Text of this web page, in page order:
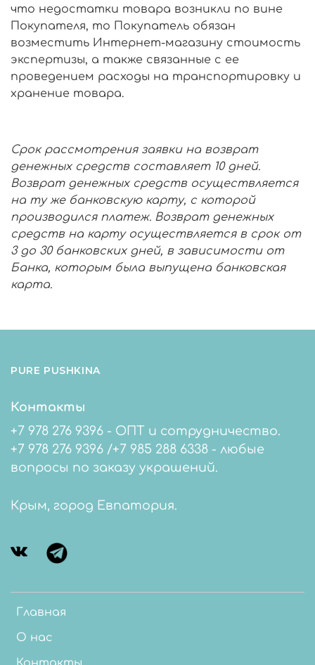
что недостатки товара возникли по вине
Покупателя, то Покупатель обязан
возместить Интернет-магазину стоимость
экспертизы, а также связанные с ее
проведением расходы на транспортировку и
хранение товара.
Срок рассмотрения заявки на возврат
денежных средств составляет 10 дней.
Возврат денежных средств осуществляется
на ту же банковскую карту, с которой
производился платеж. Возврат денежных
средств на карту осуществляется в срок от
3 до 30 банковских дней, в зависимости от
Банка, которым была выпущена банковская
карта.
PURE PUSHKINA
Главная
О нас
Контакты
+7 978 276 9396 - ОПТ и сотрудничество.
+7 978 276 9396 /+7 985 288 6338 - любые
вопросы по заказу украшений.
Крым, город Евпатория.